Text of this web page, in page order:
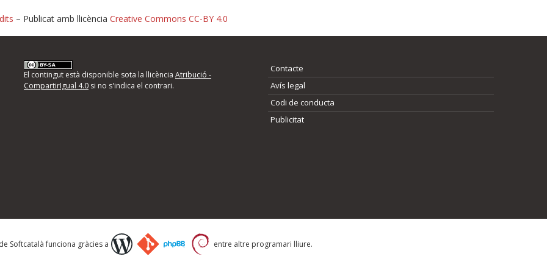
d'errors
següents i descriviu quina és la millora que
– Publicat amb llicència Creative Commons CC-BY 4.0
El contingut està disponible sota la llicència Atribució -
CompartirIgual 4.0si no s'indica el contrari.
Contacte
Avís legal
Codi de conducta
Publicitat
Softcatalà funciona gràcies a entre altre programari lliure.